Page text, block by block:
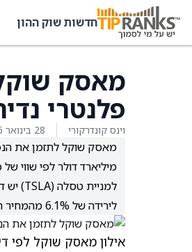
חדשות שוק ההון
פלנטרי
וינס קונדרקורי 28 בינואר 2026
מיליארד דולר לפי שווי של כ-1.5 טריליון דולר, מה שעשוי להפוך אותה להנפקה הגדולה
לירידה של 6.1% מהמחיר הנוכחי.
אילון מאסק שוקל לפי